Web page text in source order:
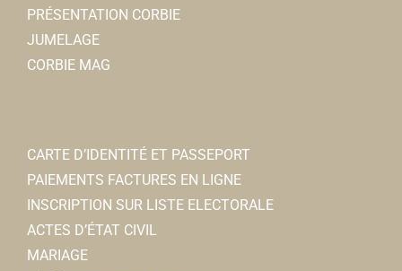
PRÉSENTATION CORBIE
JUMELAGE
CORBIE MAG
CARTE D’IDENTITÉ ET PASSEPORT
PAIEMENTS FACTURES EN LIGNE
INSCRIPTION SUR LISTE ELECTORALE
ACTES D’ÉTAT CIVIL
MARIAGE